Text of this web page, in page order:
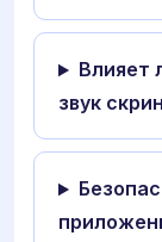
Влияет
звук